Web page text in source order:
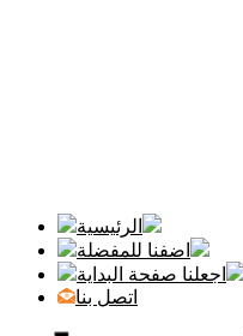
الرئيسية
اضفنا للمفضلة
اجعلنا صفحة البداية
اتصل بنا